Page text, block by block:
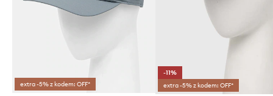
extra -5% z kodem: OFF*
-11%
extra -5% z kodem: OFF*